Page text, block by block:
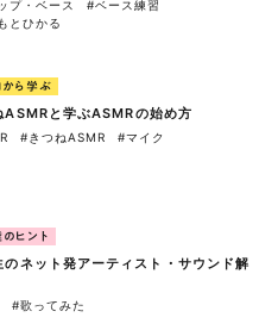
プ・ベース
#ベース練習
とひかる
ら学ぶ
ASMRと学ぶASMRの始め方
#きつねASMR #マイク
ヒント
のネット発アーティスト・サウンド解
#歌ってみた